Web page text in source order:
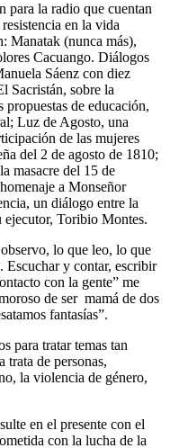
para la radio que cuentan
en la vida
Manatak (nunca más),
Cacuango. Diálogos
Sáenz con diez
Sacristán, sobre la
propuestas de educación,
Luz de Agosto, una
de las mujeres
del 2 de agosto de 1810;
masacre del 15 de
a Monseñor
un diálogo entre la
ejecutor, Toribio Montes.
lo que leo, lo que
Escuchar y contar, escribir
con la gente” me
de ser mamá de dos
fantasías”.
para tratar temas tan
trata de personas,
la violencia de género,
en el presente con el
con la lucha de la